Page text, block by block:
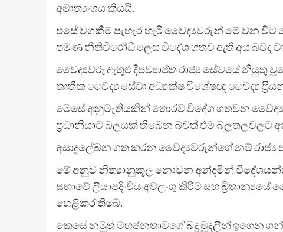
අමාත්‍යංශය කියයි.
එසේ වගකීම් පැහැර හැරි වෛද්‍යවරුන් මේ වන
පමණ නීතිවිරෝධී ලෙස විදේශ ගතව ඇති අය බවද
වෛද්‍යවරු ඇතුළු දීපව්‍යාප්ත රාජ්‍ය සේවයේ නියුතු
තෘතීක වෛද්‍ය සේවා අධ්‍යක්ෂ විශේෂඥ වෛද්‍ය
මෙසේ අනුමැතියකින් තොරව විදේශ ගතවන
ප්‍රධානියාට බලයක් තිබෙන බවත් එම බලතලවලට
අසාදුලේඛන ගත කරන වෛද්‍යවරුන්ගේ නම් රාජ්‍ය
මේ අනුව නිත්‍යානුකූල නොවන අන්දමින් විදේශයන්හී
සභාවේ ලියාපදිංචිය අවලංගු කිරීම සහ
හෙළිකර තිබේ.
කෙසේ නමුත් මහජනතාවගේ බදු මුදලින් ‌ඉගෙන